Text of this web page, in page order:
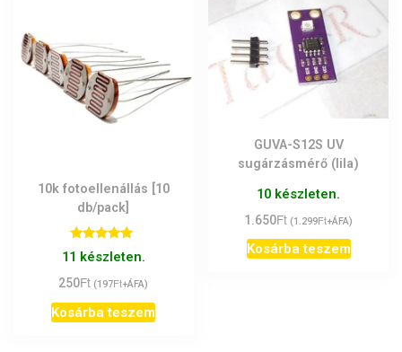
10k fotoellenállás [10
db/pack]
Értékelés:
5.00
11 készleten.
250Ft (197Ft+ÁFA)
Kosárba teszem
GUVA-S12S UV
sugárzásmérő (lila)
10 készleten.
1.650Ft (1.299Ft+ÁFA)
Kosárba teszem